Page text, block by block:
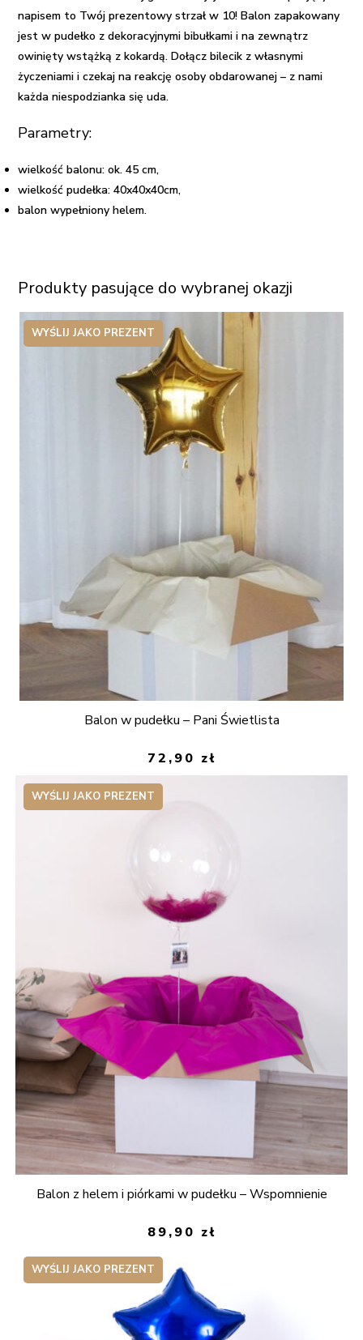
napisem to Twój prezentowy strzał w 10! Balon zapakowany
jest w pudełko z dekoracyjnymi bibułkami i na zewnątrz
owinięty wstążką z kokardą. Dołącz bilecik z własnymi
życzeniami i czekaj na reakcję osoby obdarowanej – z nami
każda niespodzianka się uda.
Parametry:
wielkość balonu: ok. 45 cm,
wielkość pudełka: 40x40x40cm,
balon wypełniony helem.
Produkty pasujące do wybranej okazji
WYŚLIJ JAKO PREZENT
Balon w pudełku – Pani Świetlista
72,90 zł
WYŚLIJ JAKO PREZENT
Balon z helem i piórkami w pudełku – Wspomnienie
89,90 zł
WYŚLIJ JAKO PREZENT